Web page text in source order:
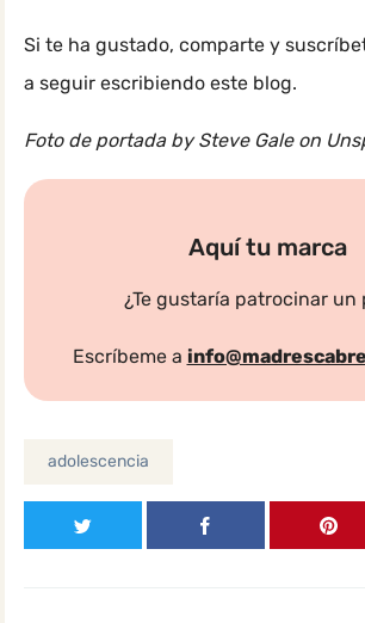
Si te ha gustado, comparte y
a seguir escribiendo este blog.
Foto de portada by Steve Gale on
Aquí tu marca
¿Te gustaría patrocinar un
Escríbeme a
adolescencia